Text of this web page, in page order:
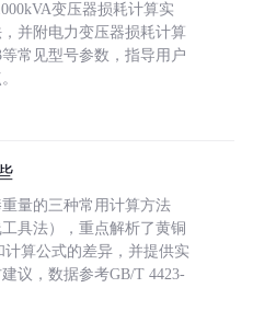
变压器损耗计算实
并附电力变压器损耗计算
常见型号参数，指导用户
量的三种常用计算方法
具法），重点解析了黄铜
计算公式的差异，并提供实
议，数据参考GB/T 4423-